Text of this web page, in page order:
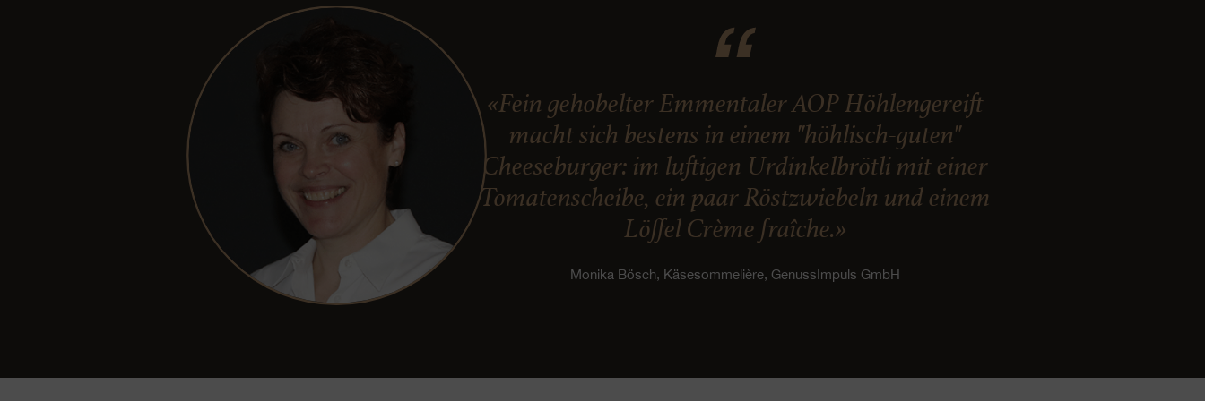
«Fein gehobelter Emmentaler AOP Höhlengereift
macht sich bestens in einem "höhlisch-guten"
Cheeseburger: im luftigen Urdinkelbrötli mit einer
Tomatenscheibe, ein paar Röstzwiebeln und einem
Löffel Crème fraîche.»
Monika Bösch, Käsesommelière, GenussImpuls GmbH